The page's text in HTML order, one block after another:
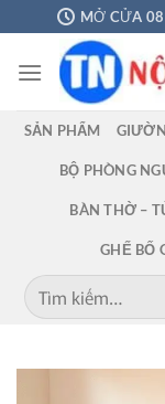
Chuyển
đến
nội
MỞ CỬA
SẢN PHẨM
BỘ PHÒNG
BÀN THỜ –
GHẾ BỐ
Tìm
kiếm: